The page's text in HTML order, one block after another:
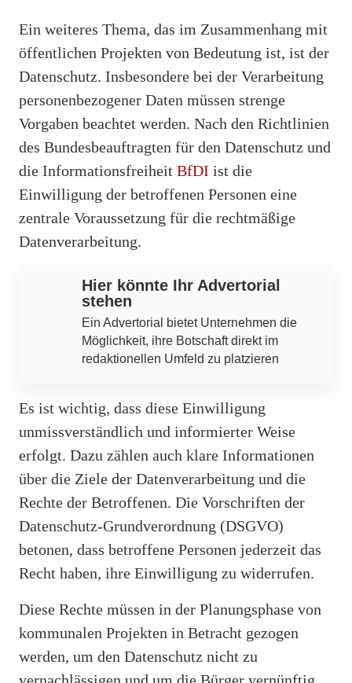
Ein weiteres Thema, das im Zusammenhang mit
öffentlichen Projekten von Bedeutung ist, ist der
Datenschutz. Insbesondere bei der Verarbeitung
personenbezogener Daten müssen strenge
Vorgaben beachtet werden. Nach den Richtlinien
des Bundesbeauftragten für den Datenschutz und
die Informationsfreiheit BfDI ist die
Einwilligung der betroffenen Personen eine
zentrale Voraussetzung für die rechtmäßige
Datenverarbeitung.
Hier könnte Ihr Advertorial
stehen
Ein Advertorial bietet Unternehmen die
Möglichkeit, ihre Botschaft direkt im
redaktionellen Umfeld zu platzieren
Es ist wichtig, dass diese Einwilligung
unmissverständlich und informierter Weise
erfolgt. Dazu zählen auch klare Informationen
über die Ziele der Datenverarbeitung und die
Rechte der Betroffenen. Die Vorschriften der
Datenschutz-Grundverordnung (DSGVO)
betonen, dass betroffene Personen jederzeit das
Recht haben, ihre Einwilligung zu widerrufen.
Diese Rechte müssen in der Planungsphase von
kommunalen Projekten in Betracht gezogen
werden, um den Datenschutz nicht zu